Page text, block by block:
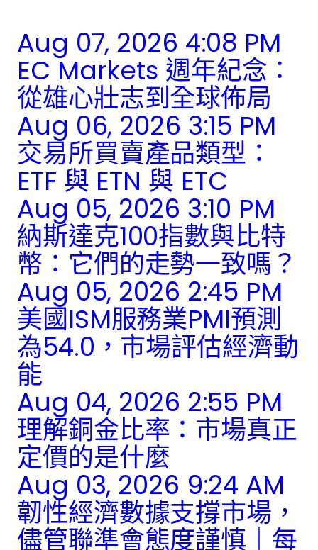
Aug 07, 2026 4:08 PM
EC Markets 週年紀念：
從雄心壯志到全球佈局
Aug 06, 2026 3:15 PM
交易所買賣產品類型：
ETF 與 ETN 與 ETC
Aug 05, 2026 3:10 PM
納斯達克100指數與比特
幣：它們的走勢一致嗎？
Aug 05, 2026 2:45 PM
美國ISM服務業PMI預測
為54.0，市場評估經濟動
能
Aug 04, 2026 2:55 PM
理解銅金比率：市場真正
定價的是什麼
Aug 03, 2026 9:24 AM
韌性經濟數據支撐市場，
儘管聯準會態度謹慎｜每